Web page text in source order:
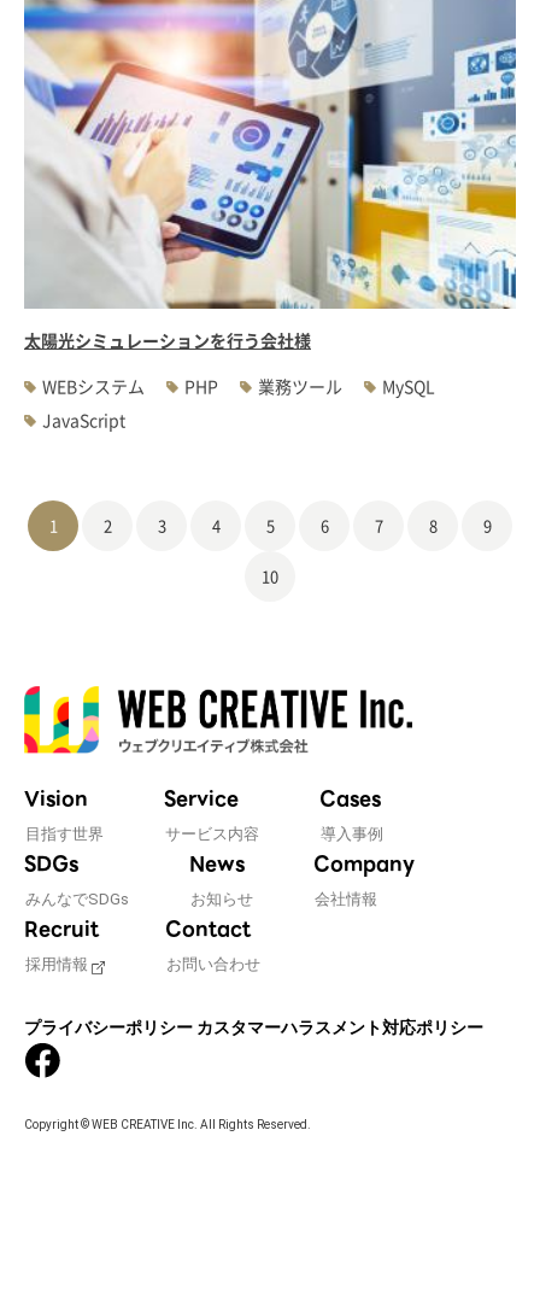
太陽光シミュレーションを行う会社様
WEBシステム
PHP 業務ツール
MySQL
JavaScript
1 2 3 4 5 6 7 8 9
10
Vision
目指す世界
Service
サービス内容
Cases
導入事例
SDGs
みんなでSDGs
News
お知らせ
Company
会社情報
Recruit
採用情報
Contact
お問い合わせ
プライバシーポリシー カスタマーハラスメント対応ポリシー
Copyright © WEB CREATIVE Inc. All Rights Reserved.